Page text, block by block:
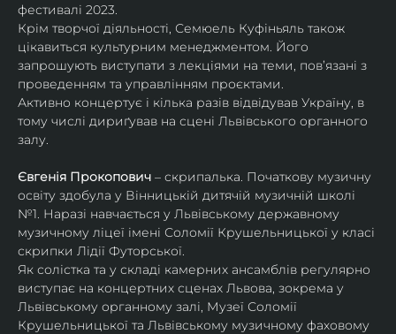
фестивалі 2023.
Крім творчої діяльності, Семюель Куфіньяль також
цікавиться культурним менеджментом. Його
запрошують виступати з лекціями на теми, пов’язані з
проведенням та управлінням проєктами.
Активно концертує і кілька разів відвідував Україну, в
тому числі дириґував на сцені Львівського органного
залу.
Євгенія Прокопович – скрипалька. Початкову музичну
освіту здобула у Вінницькій дитячій музичній школі
№1. Наразі навчається у Львівському державному
музичному ліцеї імені Соломії Крушельницької у класі
скрипки Лідії Футорської.
Як солістка та у складі камерних ансамблів регулярно
виступає на концертних сценах Львова, зокрема у
Львівському органному залі, Музеї Соломії
Крушельницької та Львівському музичному фаховому